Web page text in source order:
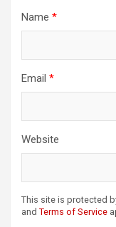
Name *
Email *
Website
This site is protected
and Terms of Service